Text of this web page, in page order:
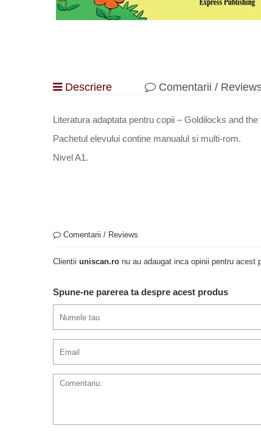
Descriere Comentarii /
Literatura adaptata pentru copii – Goldilocks and the
Pachetul elevului contine manualul si multi-rom.
Nivel A1.
Comentarii / Reviews
Clientii uniscan.ro nu au adaugat inca opinii pentru acest
Spune-ne parerea ta despre acest produs